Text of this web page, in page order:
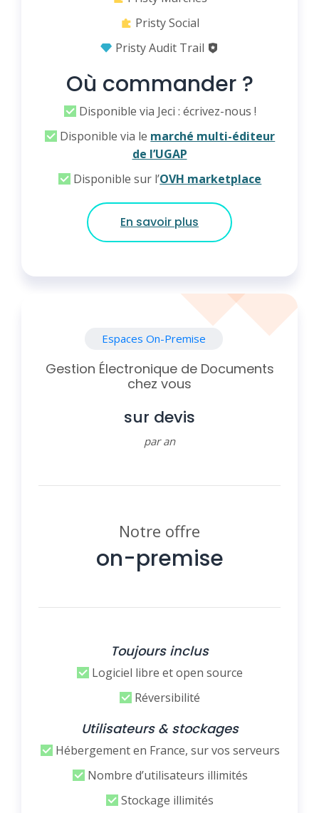
Pristy Social
Pristy Audit Trail
Où commander ?
Disponible via Jeci : écrivez-nous !
Disponible via le marché multi-éditeur
de l’UGAP
Disponible sur l’OVH marketplace
En savoir plus
Espaces On-Premise
Gestion Électronique de Documents
chez vous
sur devis
par an
Notre offre
on-premise
Toujours inclus
Logiciel libre et open source
Réversibilité
Utilisateurs & stockages
Hébergement en France, sur vos serveurs
Nombre d’utilisateurs illimités
Stockage illimités